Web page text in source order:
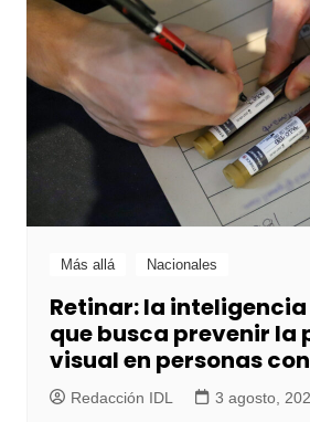
Más allá Nacionales
Retinar: la
que busca prevenir la
visual en personas
Redacción IDL 3 agosto,